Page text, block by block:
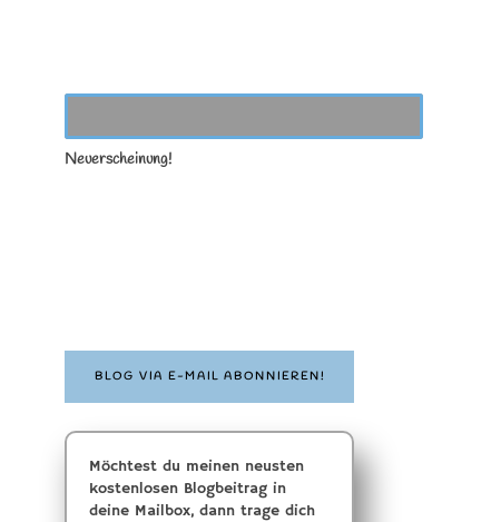
Neuerscheinung!
BLOG VIA E-MAIL ABONNIEREN!
Möchtest du meinen neusten
kostenlosen Blogbeitrag in
deine Mailbox, dann trage dich